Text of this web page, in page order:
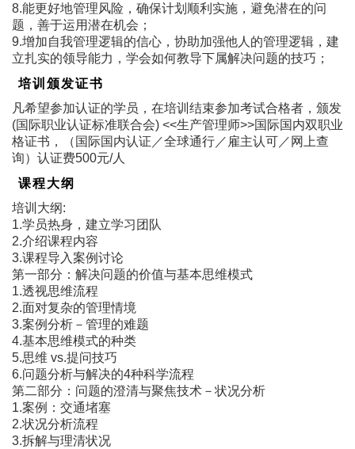
8.能更好地管理风险，确保计划顺利实施，避免潜在的问
题，善于运用潜在机会；
9.增加自我管理逻辑的信心，协助加强他人的管理逻辑，建
立扎实的领导能力，学会如何教导下属解决问题的技巧；
培训颁发证书
凡希望参加认证的学员，在培训结束参加考试合格者，颁发
(国际职业认证标准联合会) <<生产管理师>>国际国内双职业
格证书，（国际国内认证／全球通行／雇主认可／网上查
询）认证费500元/人
课程大纲
培训大纲:
1.学员热身，建立学习团队
2.介绍课程内容
3.课程导入案例讨论
第一部分：解决问题的价值与基本思维模式
1.透视思维流程
2.面对复杂的管理情境
3.案例分析－管理的难题
4.基本思维模式的种类
5.思维 vs.提问技巧
6.问题分析与解决的4种科学流程
第二部分：问题的澄清与聚焦技术－状况分析
1.案例：交通堵塞
2.状况分析流程
3.拆解与理清状况